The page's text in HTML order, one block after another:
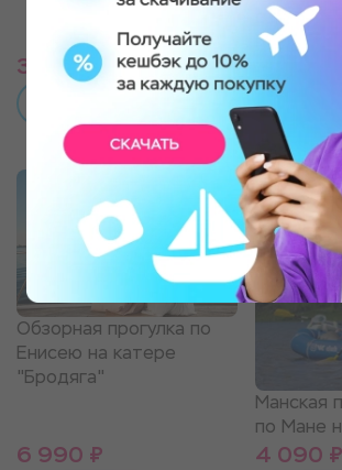
3 190 ₽
Космос
9 890 ₽
Обзорная прогулка по
Енисею на катере
"Бродяга"
6 990 ₽
Манская
по Мане
4 090 ₽